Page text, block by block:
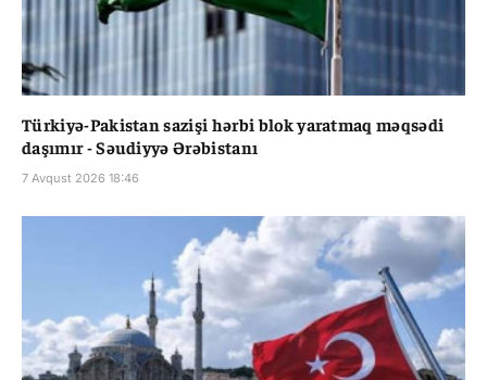
Türkiyə-Pakistan sazişi hərbi blok yaratmaq məqsədi
daşımır - Səudiyyə Ərəbistanı
7 Avqust 2026 18:46